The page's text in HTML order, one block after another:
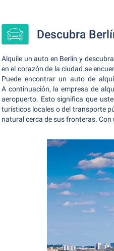
Descubra
Alquile un auto en Berlín y
en el corazón de la ciudad se
Puede encontrar un auto de
A continuación, la empresa de
aeropuerto. Esto significa que
turísticos locales o del transporte
natural cerca de sus fronteras.